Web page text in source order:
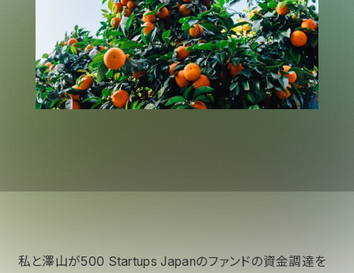
私と澤山が500 Startups Japanのファンドの資金調達を